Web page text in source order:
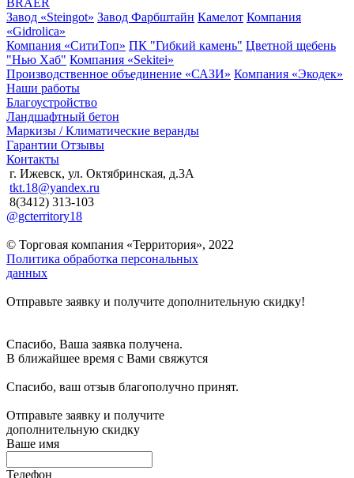
BRAER
Завод «Steingot» Завод Фарбштайн Камелот Компания
«Gidrolica»
Компания «СитиТоп» ПК "Гибкий камень" Цветной щебень
"Нью Хаб" Компания «Sekitei»
Производственное объединение «САЗИ» Компания «Экодек»
Наши работы
Благоустройство
Ландшафтный бетон
Маркизы / Климатические веранды
Гарантии Отзывы
Контакты
г. Ижевск, ул. Октябринская, д.3А
tkt.18@yandex.ru
8(3412) 313-103
@gcterritory18
© Торговая компания «Территория», 2022
Политика обработка персональных
данных
Отправьте заявку и получите дополнительную скидку!
Спасибо, Ваша заявка получена.
В ближайшее время с Вами свяжутся
Спасибо, ваш отзыв благополучно принят.
Отправьте заявку и получите
дополнительную скидку
Ваше имя
Телефон